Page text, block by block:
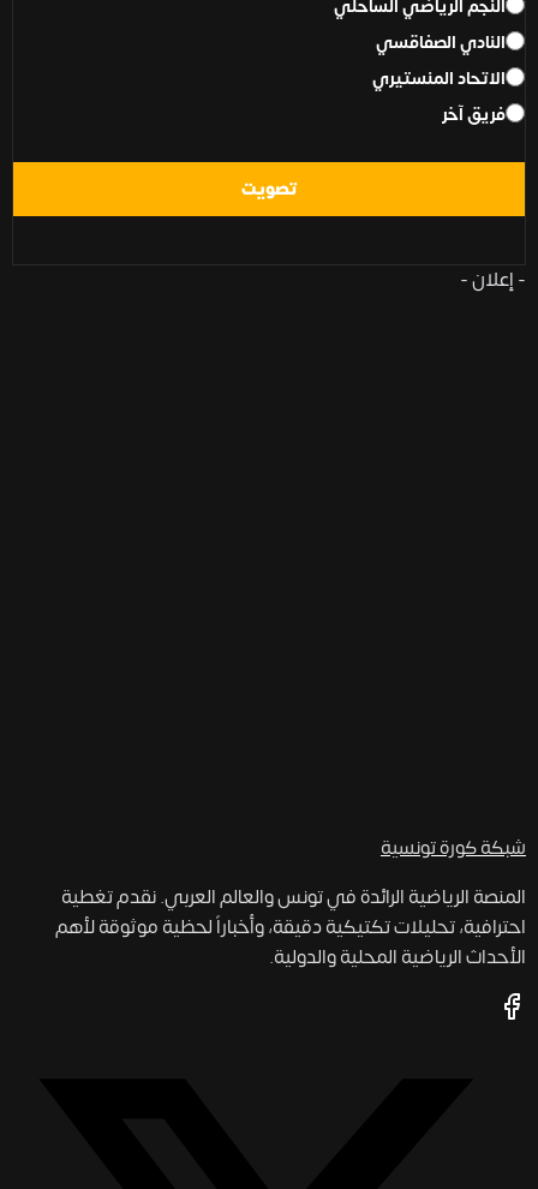
النجم الرياضي الساحلي
النادي الصفاقسي
الاتحاد المنستيري
فريق آخر
تصويت
- إعلان -
شبكة كورةتونسية
المنصة الرياضية الرائدة في تونس والعالم العربي. نقدم تغطية
احترافية، تحليلات تكتيكية دقيقة، وأخباراً لحظية موثوقة لأهم
الأحداث الرياضية المحلية والدولية.